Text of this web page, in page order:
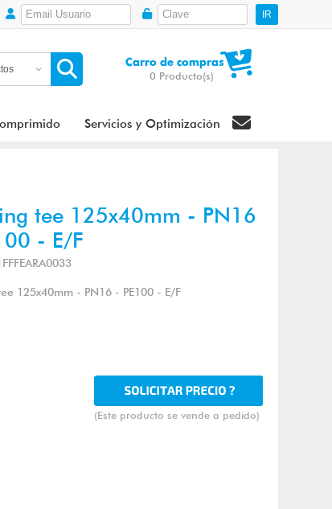
IR
Servicios y Optimización
Carro de compras
0 Producto(s)
tee 125x40mm - PN16
- E/F
125x40mm - PN16 - PE100 - E/F
(Este producto se vende a pedido)